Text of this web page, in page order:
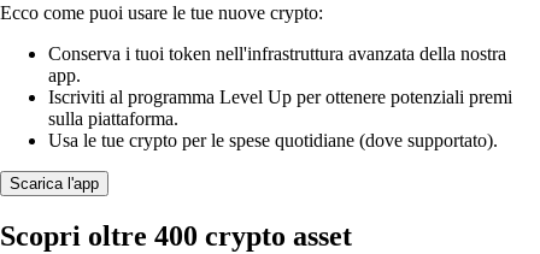
Ecco come puoi usare le tue nuove crypto:
Conserva i tuoi token nell'infrastruttura avanzata della nostra
app.
Iscriviti al programma Level Up per ottenere potenziali premi
sulla piattaforma.
Usa le tue crypto per le spese quotidiane (dove supportato).
Scarica l'app
Scopri oltre 400 crypto asset